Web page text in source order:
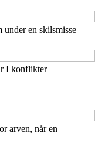
under en skilsmisse
I konflikter
arven, når en